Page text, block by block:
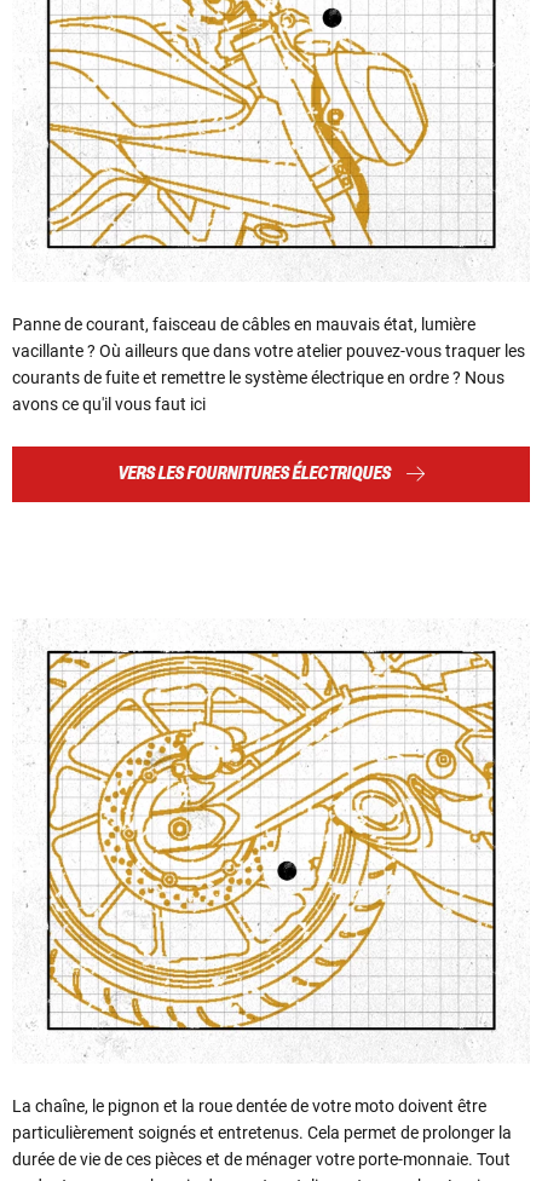
Panne de courant, faisceau de câbles en mauvais état, lumière
vacillante ? Où ailleurs que dans votre atelier pouvez-vous traquer les
courants de fuite et remettre le système électrique en ordre ? Nous
avons ce qu'il vous faut ici
VERS LES FOURNITURES ÉLECTRIQUES
La chaîne, le pignon et la roue dentée de votre moto doivent être
particulièrement soignés et entretenus. Cela permet de prolonger la
durée de vie de ces pièces et de ménager votre porte-monnaie. Tout